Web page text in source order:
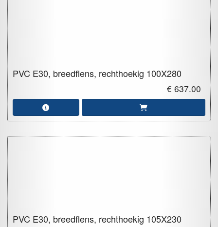
PVC E30, breedflens, rechthoekig 100X280
€ 637.00
PVC E30, breedflens, rechthoekig 105X230